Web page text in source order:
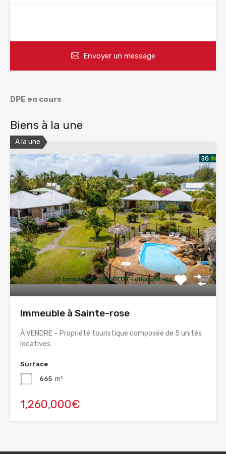
Envoyer un message
DPE en cours
Biens à la une
A la une
Immeuble à Sainte-rose
À VENDRE – Propriété touristique composée de 5 unités
locatives…
Surface
665 m²
1,260,000€